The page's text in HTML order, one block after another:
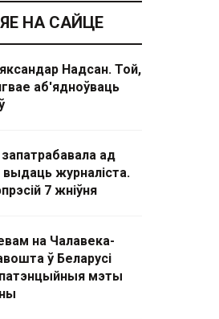
НА САЙЦЕ
Надсан. Той,
аб'ядноўваць
ад
журналіста.
7 жніўня
на Чалавека-
ў Беларусі
мэты